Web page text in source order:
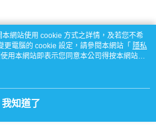
網站使用 cookie 方式之詳情，及若您不希
電腦的 cookie 設定，請參閱本網站「 隱私
用本網站即表示您同意本公司得按本網站使
我知道了